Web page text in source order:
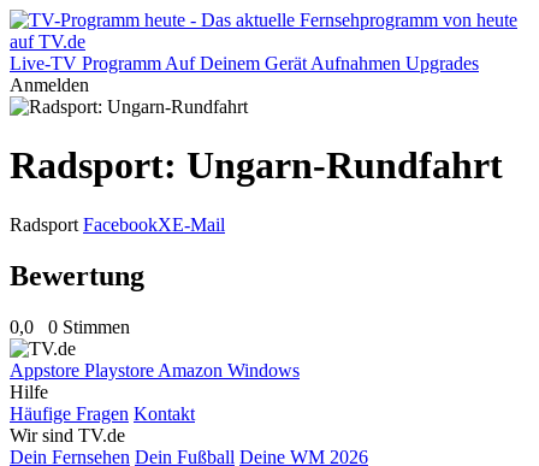
Live-TV Programm Auf Deinem Gerät Aufnahmen Upgrades
Anmelden
Radsport: Ungarn-Rundfahrt
Radsport FacebookXE-Mail
Bewertung
0,0 0 Stimmen
Appstore Playstore Amazon Windows
Hilfe
Häufige Fragen Kontakt
Wir sind TV.de
Dein Fernsehen Dein Fußball Deine WM 2026